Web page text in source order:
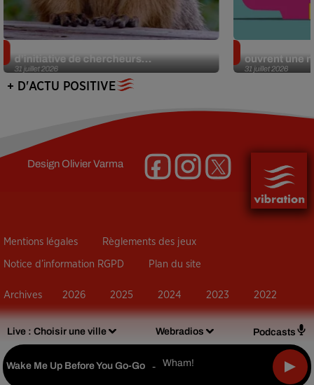
Live : Choisir une ville Webradios Podcasts
Wake Me Up Before You Go-Go - Wham!
31 juillet 2026
d’initiative de chercheurs...
31 juillet 2026
ouvrent une
+ D'ACTU POSITIVE
DesignOlivier Varma
Mentions légales Règlements des jeux
Notice d’information RGPD Plan du site
Archives 2026 2025 2024 2023 2022